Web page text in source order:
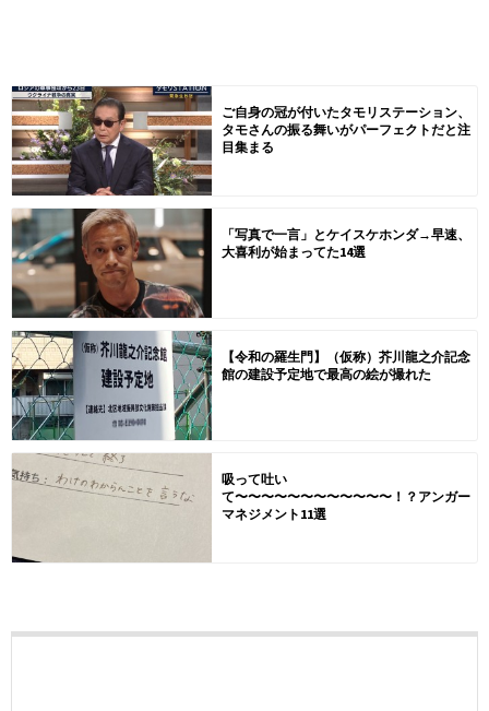
ご自身の冠が付いたタモリステーション、
タモさんの振る舞いがパーフェクトだと注
目集まる
「写真で一言」とケイスケホンダ→早速、
大喜利が始まってた14選
【令和の羅生門】（仮称）芥川龍之介記念
館の建設予定地で最高の絵が撮れた
吸って吐い
て〜〜〜〜〜〜〜〜〜〜〜〜！？アンガー
マネジメント11選